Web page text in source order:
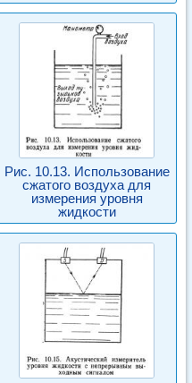
Рис. 10.13. Использование
сжатого воздуха для
измерения уровня
жидкости